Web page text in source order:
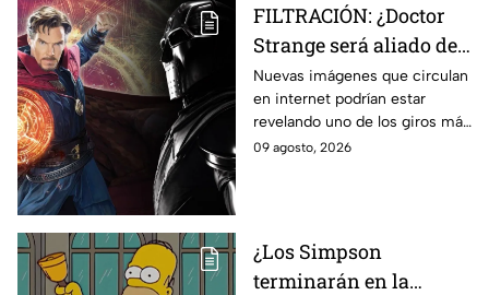
FILTRACIÓN: ¿Doctor
Strange será aliado de
Doctor Doom en
Avengers: Doomsday?
Esto revelan las nuevas
imágenes filtradas
Nuevas imágenes que circulan
en internet podrían estar
revelando uno de los giros más
inesperados de Doctor Strange
09 agosto, 2026
¿Los Simpson
terminarán en la